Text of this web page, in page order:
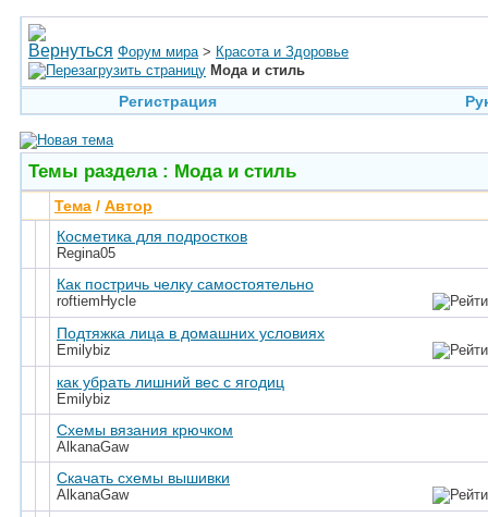
Форум мира > Красота и Здоровье
Мода и стиль
Регистрация
Темы раздела: Мода и стиль
Тема / Автор
Косметика для подростков
Regina05
Как постричь челку самостоятельно
roftiemHycle
Подтяжка лица в домашних условиях
Emilybiz
как убрать лишний вес с ягодиц
Emilybiz
Схемы вязания крючком
AlkanaGaw
Скачать схемы вышивки
AlkanaGaw